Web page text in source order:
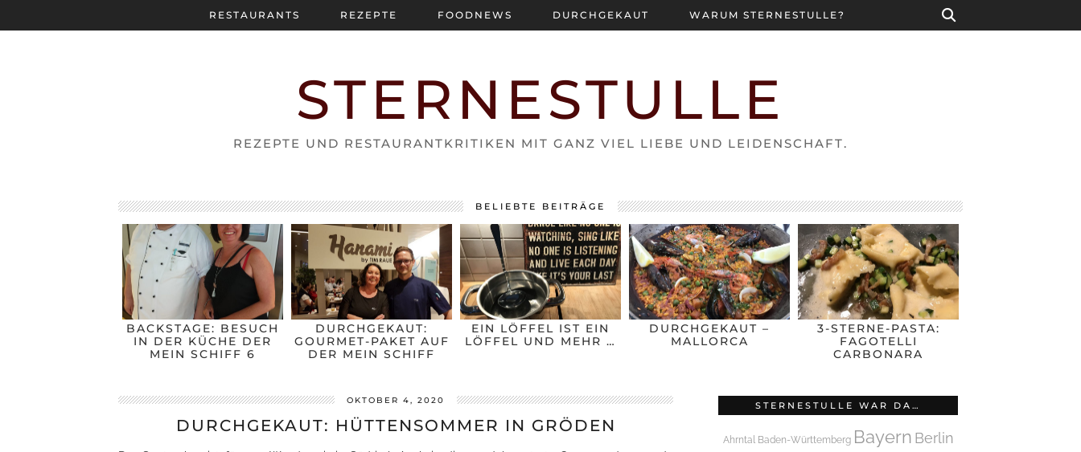
STERNESTULLE
REZEPTE UND RESTAURANTKRITIKEN MIT GANZ VIEL LIEBE UND LEIDENSCHAFT.
RESTAURANTS REZEPTE FOODNEWS DURCHGEKAUT WARUM STERNESTULLE?
BELIEBTE BEITRÄGE
BACKSTAGE: BESUCH
IN DER KÜCHE DER
MEIN SCHIFF 6
DURCHGEKAUT:
GOURMET-PAKET AUF
DER MEIN SCHIFF
EIN LÖFFEL IST EIN
LÖFFEL UND MEHR …
DURCHGEKAUT –
MALLORCA
3-STERNE-PASTA:
FAGOTELLI
CARBONARA
OKTOBER 4, 2020
DURCHGEKAUT: HÜTTENSOMMER IN GRÖDEN
STERNESTULLE WAR DA…
Ahrntal Baden-Württemberg Bayern Berlin